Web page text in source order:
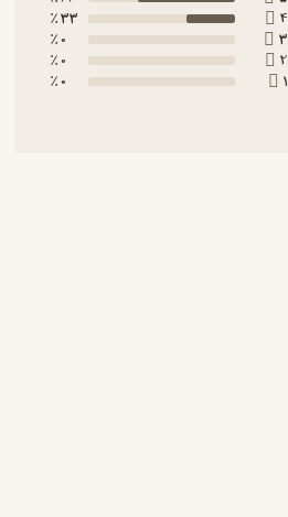
4
33 ٪
3
0 ٪
2
0 ٪
1
0 ٪